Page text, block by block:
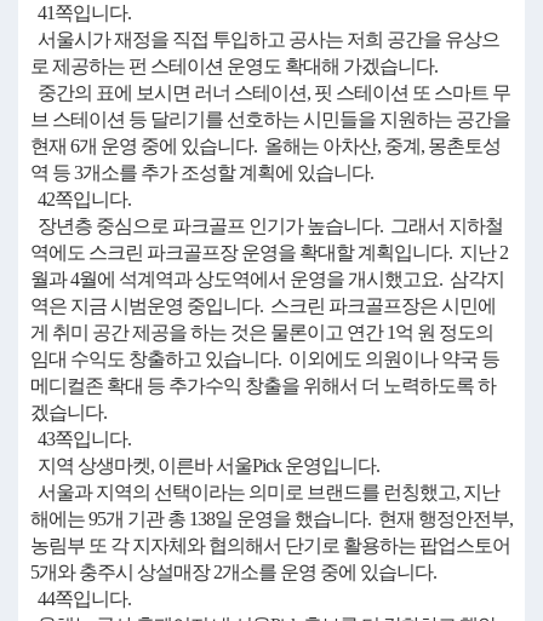
41쪽입니다.
서울시가 재정을 직접 투입하고 공사는 저희 공간을 유상으
로 제공하는 펀 스테이션 운영도 확대해 가겠습니다.
중간의 표에 보시면 러너 스테이션, 핏 스테이션 또 스마트 무
브 스테이션 등 달리기를 선호하는 시민들을 지원하는 공간을
현재 6개 운영 중에 있습니다. 올해는 아차산, 중계, 몽촌토성
역 등 3개소를 추가 조성할 계획에 있습니다.
42쪽입니다.
장년층 중심으로 파크골프 인기가 높습니다. 그래서 지하철
역에도 스크린 파크골프장 운영을 확대할 계획입니다. 지난 2
월과 4월에 석계역과 상도역에서 운영을 개시했고요. 삼각지
역은 지금 시범운영 중입니다. 스크린 파크골프장은 시민에
게 취미 공간 제공을 하는 것은 물론이고 연간 1억 원 정도의
임대 수익도 창출하고 있습니다. 이외에도 의원이나 약국 등
메디컬존 확대 등 추가수익 창출을 위해서 더 노력하도록 하
겠습니다.
43쪽입니다.
지역 상생마켓, 이른바 서울Pick 운영입니다.
서울과 지역의 선택이라는 의미로 브랜드를 런칭했고, 지난
해에는 95개 기관 총 138일 운영을 했습니다. 현재 행정안전부,
농림부 또 각 지자체와 협의해서 단기로 활용하는 팝업스토어
5개와 충주시 상설매장 2개소를 운영 중에 있습니다.
44쪽입니다.